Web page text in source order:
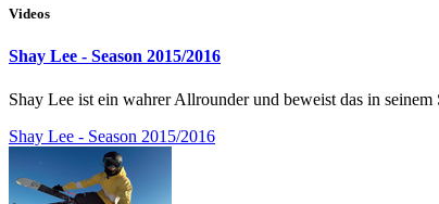
Videos
Shay Lee - Season 2015/2016
Shay Lee ist ein wahrer Allrounder und beweist das in
Shay Lee - Season 2015/2016